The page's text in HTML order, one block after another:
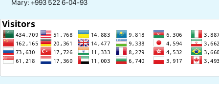
Mary: +993 522 6-04-93